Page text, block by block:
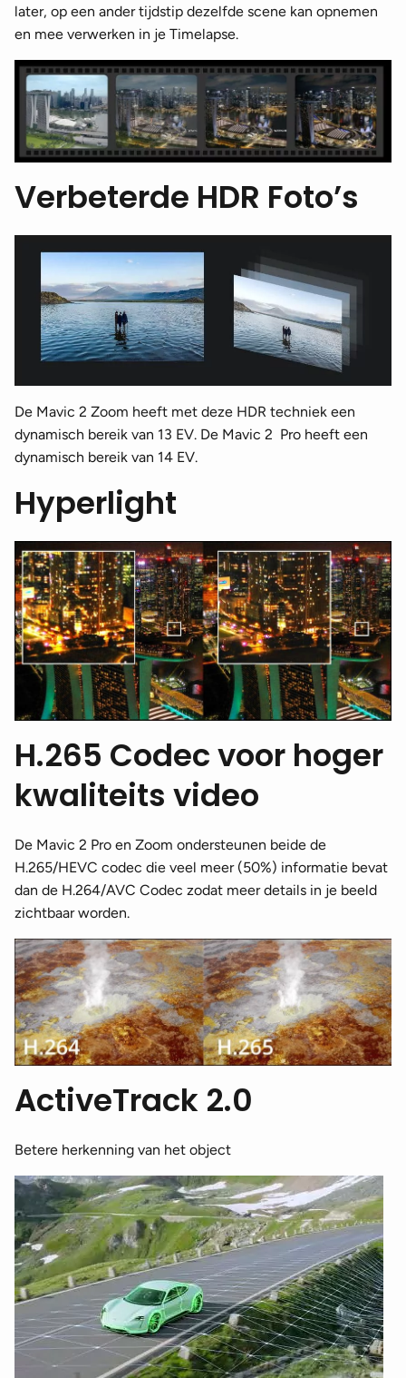
later, op een ander tijdstip dezelfde scene kan opnemen
en mee verwerken in je Timelapse.
Verbeterde HDR Foto’s
De Mavic 2 Zoom heeft met deze HDR techniek een
dynamisch bereik van 13 EV. De Mavic 2 Pro heeft een
dynamisch bereik van 14 EV.
Hyperlight
H.265 Codec voor hoger
kwaliteits video
De Mavic 2 Pro en Zoom ondersteunen beide de
H.265/HEVC codec die veel meer (50%) informatie bevat
dan de H.264/AVC Codec zodat meer details in je beeld
zichtbaar worden.
ActiveTrack 2.0
Betere herkenning van het object